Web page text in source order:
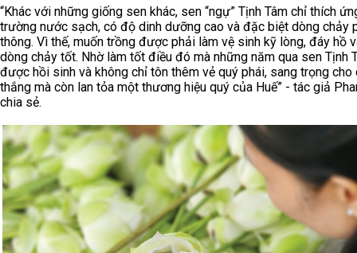
“Khác với những giống sen khác, sen “ngự” Tịnh Tâm chỉ thích
trường nước sạch, có độ dinh dưỡng cao và đặc biệt dòng chảy
thông. Vì thế, muốn trồng được phải làm vệ sinh kỹ lòng, đáy hồ
dòng chảy tốt. Nhờ làm tốt điều đó mà những năm qua sen Tịnh
được hồi sinh và không chỉ tôn thêm vẻ quý phái, sang trọng cho
thắng mà còn lan tỏa một thương hiệu quý của Huế” - tác giả
chia sẻ.